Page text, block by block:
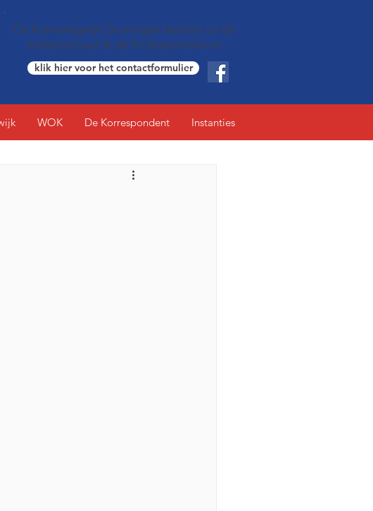
De Korrewegwijk Groningen bestaat uit de
Indische buurt & de Professorenbuurt
klik hier voor het contactformulier
WOK De Korrespondent Instanties